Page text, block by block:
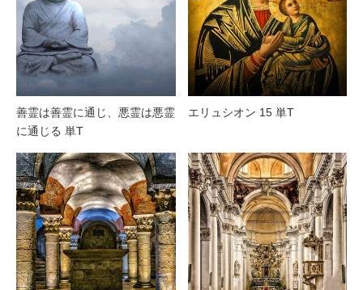
善霊は善霊に通じ、悪霊は悪霊
に通じる 単T
エリュシオン 15 単T